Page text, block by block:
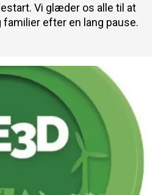
Vi glæder os alle til at
efter en lang pause.